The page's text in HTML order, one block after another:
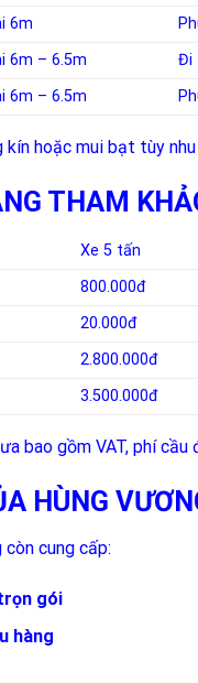
6m
6m – 6.5m
Đi
6m – 6.5m
kín hoặc mui bạt tùy nhu
THAM
Xe 5 tấn
800.000đ
20.000đ
2.800.000đ
3.500.000đ
bao gồm VAT, phí cầu
HÙNG
cung cấp:
gói
hàng